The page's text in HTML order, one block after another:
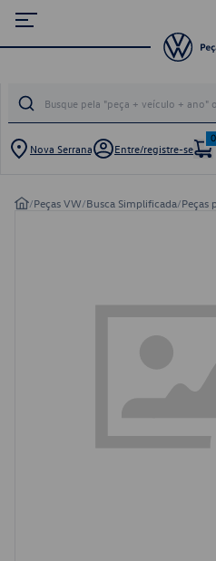
Nova Serrana Entre/registre-se
0
/Peças VW/Busca Simplificada/Peças